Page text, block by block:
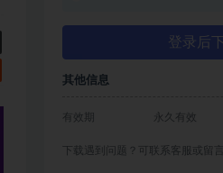
登录后
其他信息
有效期 永久有效
下载遇到问题？可联系客服或留言